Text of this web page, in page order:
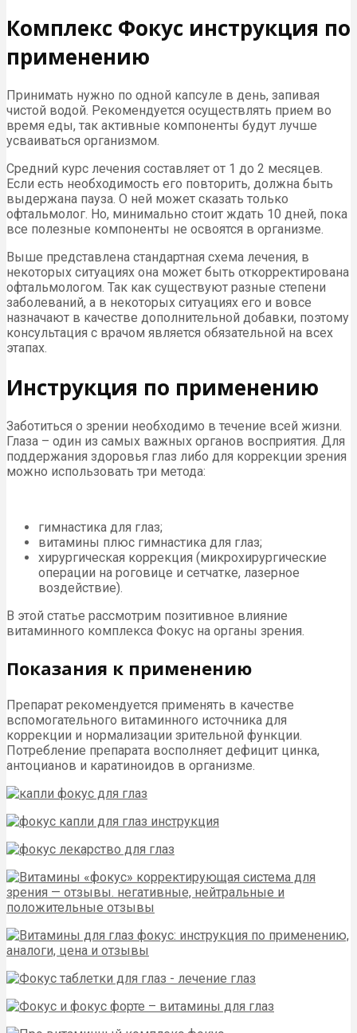
Комплекс Фокус инструкция по
применению
Принимать нужно по одной капсуле в день, запивая
чистой водой. Рекомендуется осуществлять прием во
время еды, так активные компоненты будут лучше
усваиваться организмом.
Средний курс лечения составляет от 1 до 2 месяцев.
Если есть необходимость его повторить, должна быть
выдержана пауза. О ней может сказать только
офтальмолог. Но, минимально стоит ждать 10 дней, пока
все полезные компоненты не освоятся в организме.
Выше представлена стандартная схема лечения, в
некоторых ситуациях она может быть откорректирована
офтальмологом. Так как существуют разные степени
заболеваний, а в некоторых ситуациях его и вовсе
назначают в качестве дополнительной добавки, поэтому
консультация с врачом является обязательной на всех
этапах.
Инструкция по применению
Заботиться о зрении необходимо в течение всей жизни.
Глаза – один из самых важных органов восприятия. Для
поддержания здоровья глаз либо для коррекции зрения
можно использовать три метода:
гимнастика для глаз;
витамины плюс гимнастика для глаз;
хирургическая коррекция (микрохирургические
операции на роговице и сетчатке, лазерное
воздействие).
В этой статье рассмотрим позитивное влияние
витаминного комплекса Фокус на органы зрения.
Показания к применению
Препарат рекомендуется применять в качестве
вспомогательного витаминного источника для
коррекции и нормализации зрительной функции.
Потребление препарата восполняет дефицит цинка,
антоцианов и каратиноидов в организме.